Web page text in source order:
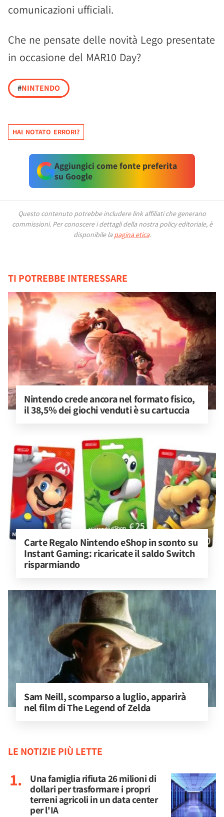
comunicazioni ufficiali.
Che ne pensate delle novità Lego presentate
in occasione del MAR10 Day?
#NINTENDO
HAI NOTATO ERRORI?
Aggiungici come fonte preferita
su Google
Questo contenuto potrebbe includere link affiliati che generano
commissioni. Per conoscere i dettagli della nostra policy editoriale, è
disponibile la pagina etica.
TI POTREBBE INTERESSARE
Nintendo crede ancora nel formato fisico,
il 38,5% dei giochi venduti è su cartuccia
Carte Regalo Nintendo eShop in sconto su
Instant Gaming: ricaricate il saldo Switch
risparmiando
Sam Neill, scomparso a luglio, apparirà
nel film di The Legend of Zelda
LE NOTIZIE PIÙ LETTE
Una famiglia rifiuta 26 milioni di
dollari per trasformare i propri
terreni agricoli in un data center
per l'IA